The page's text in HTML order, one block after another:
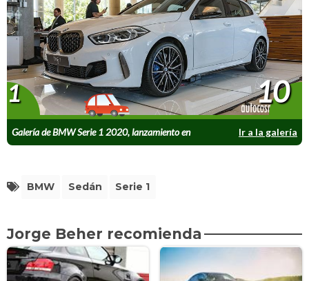
Galería de BMW Serie 1 2020, lanzamiento en
Chile
Ir a la galería
1 10
BMW Sedán Serie 1
Jorge Beher recomienda